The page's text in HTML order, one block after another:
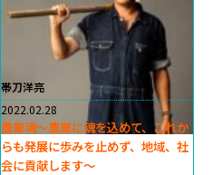
帯刀洋亮
2022.02.28
農業魂～農業に魂を込めて、これか
らも発展に歩みを止めず、地域、社
会に貢献します～